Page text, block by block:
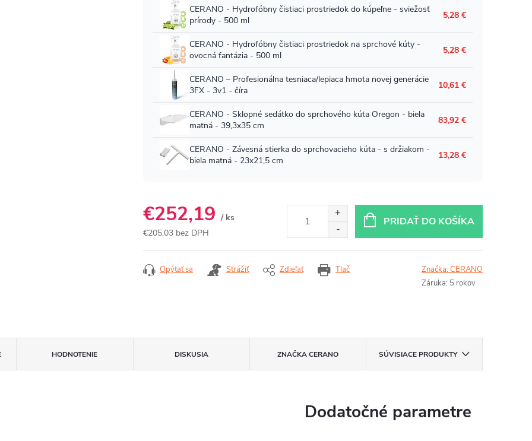
€252,19 / ks
€205,03 bez DPH
PRIDAŤ DO KOŠÍKA
Tlač
Opýtať sa Strážiť Zdieľať Značka:CERANO
Záruka: 5 rokov
HODNOTENIE DISKUSIA ZNAČKACERANO SÚVISIACE PRODUKTY
Dodatočné parametre